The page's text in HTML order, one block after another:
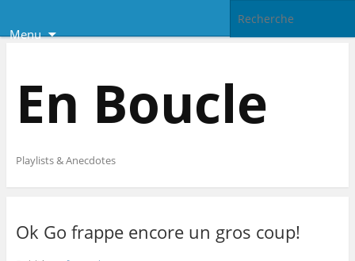
Menu
En Boucle
Playlists & Anecdotes
Ok Go frappe encore un gros coup!